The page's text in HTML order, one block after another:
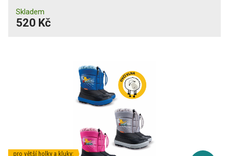
Skladem
520 Kč
pro větší holky a kluky: